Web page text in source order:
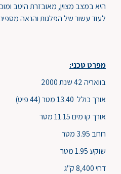
היא במצב מצוין, מאובזרת היטב
לעוד עשור של הפלגות והנאה
מפרט טכני:
בוואריה 42 שנת 2000
אורך כולל 13.40 מטר (44 פיט)
אורך קו מים 11.15 מטר
רוחב 3.95 מטר
שוקע 1.95 מטר
דחי 8,400 ק"ג